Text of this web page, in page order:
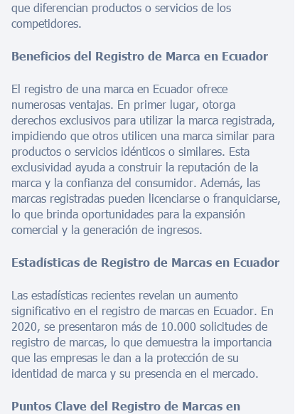
que diferencian productos o servicios de los
competidores.
Beneficios del Registro de Marca en Ecuador
El registro de una marca en Ecuador ofrece
numerosas ventajas. En primer lugar, otorga
derechos exclusivos para utilizar la marca registrada,
impidiendo que otros utilicen una marca similar para
productos o servicios idénticos o similares. Esta
exclusividad ayuda a construir la reputación de la
marca y la confianza del consumidor. Además, las
marcas registradas pueden licenciarse o franquiciarse,
lo que brinda oportunidades para la expansión
comercial y la generación de ingresos.
Estadísticas de Registro de Marcas en Ecuador
Las estadísticas recientes revelan un aumento
significativo en el registro de marcas en Ecuador. En
2020, se presentaron más de 10.000 solicitudes de
registro de marcas, lo que demuestra la importancia
que las empresas le dan a la protección de su
identidad de marca y su presencia en el mercado.
Puntos Clave del Registro de Marcas en